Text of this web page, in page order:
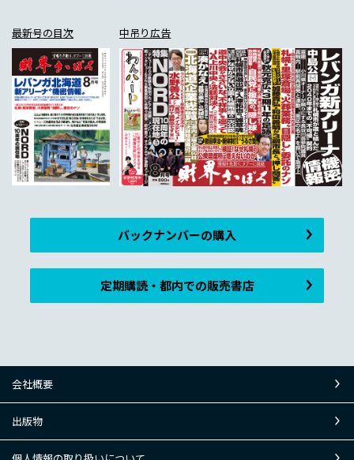
最新号の目次 中吊り広告
バックナンバーの購入
定期購読・都内での販売書店
会社概要
出版物